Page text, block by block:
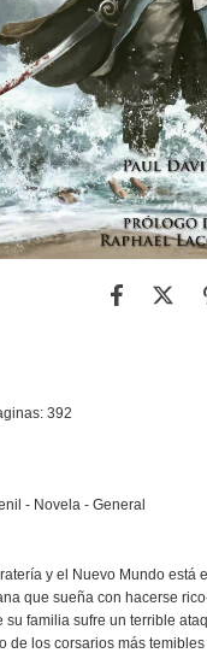
392
- Novela - General
y el Nuevo Mundo
que sueña con hacerse
familia sufre un terrible
de los corsarios más